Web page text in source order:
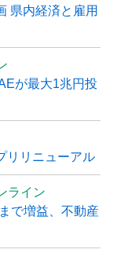
県内経済と雇用
が最大1兆円投
リリニューアル
ライン
で増益、不動産